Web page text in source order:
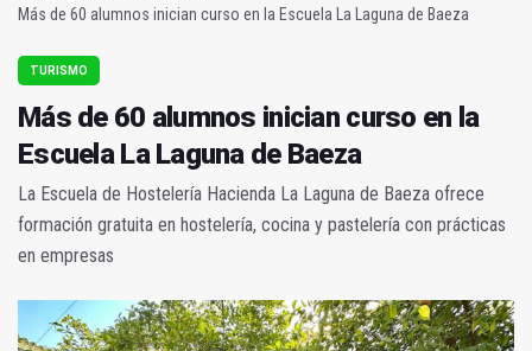
Más de 60 alumnos inician curso en la Escuela La Laguna de Baeza
TURISMO
Más de 60 alumnos inician curso en la
Escuela La Laguna de Baeza
La Escuela de Hostelería Hacienda La Laguna de Baeza ofrece
formación gratuita en hostelería, cocina y pastelería con prácticas
en empresas